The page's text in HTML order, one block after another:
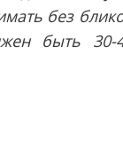
без
быть 30-